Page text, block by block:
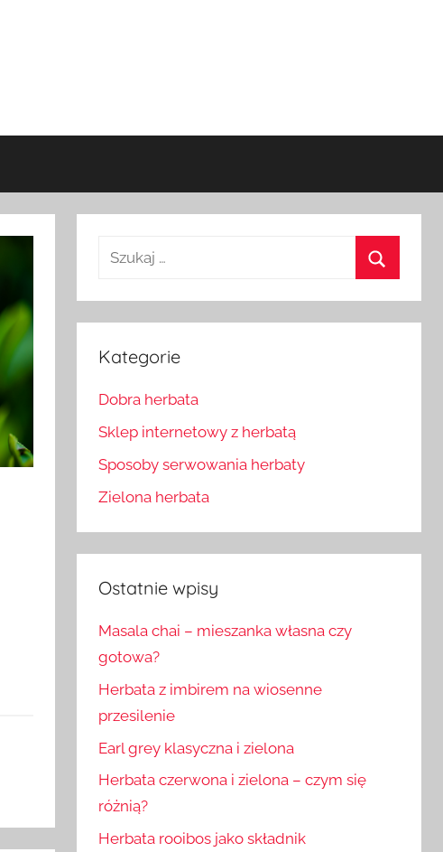
Szukaj:
Kategorie
Dobra herbata
Sklep internetowy z herbatą
Sposoby serwowania herbaty
Zielona herbata
Ostatnie wpisy
Masala chai – mieszanka własna czy
gotowa?
Herbata z imbirem na wiosenne
przesilenie
Earl grey klasyczna i zielona
Herbata czerwona i zielona – czym się
różnią?
Herbata rooibos jako składnik